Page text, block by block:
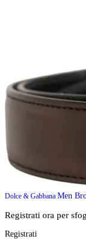
Dolce & Gabbana Men
Registrati ora per
Registrati